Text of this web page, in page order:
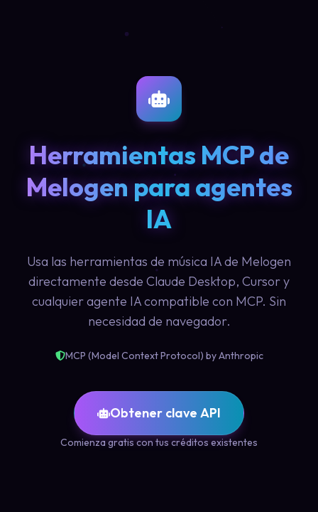
Herramientas MCP de
Melogen para agentes
IA
Usa las herramientas de música IA de Melogen
directamente desde Claude Desktop, Cursor y
cualquier agente IA compatible con MCP. Sin
necesidad de navegador.
MCP (Model Context Protocol) by Anthropic
Obtener clave API
Comienza gratis con tus créditos existentes